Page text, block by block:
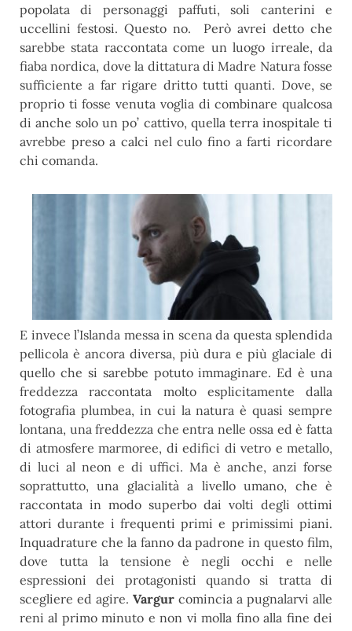
popolata di personaggi paffuti, soli canterini e
uccellini festosi. Questo no. Però avrei detto che
sarebbe stata raccontata come un luogo irreale, da
fiaba nordica, dove la dittatura di Madre Natura fosse
sufficiente a far rigare dritto tutti quanti. Dove, se
proprio ti fosse venuta voglia di combinare qualcosa
di anche solo un po’ cattivo, quella terra inospitale ti
avrebbe preso a calci nel culo fino a farti ricordare
chi comanda.
E invece l’Islanda messa in scena da questa splendida
pellicola è ancora diversa, più dura e più glaciale di
quello che si sarebbe potuto immaginare. Ed è una
freddezza raccontata molto esplicitamente dalla
fotografia plumbea, in cui la natura è quasi sempre
lontana, una freddezza che entra nelle ossa ed è fatta
di atmosfere marmoree, di edifici di vetro e metallo,
di luci al neon e di uffici. Ma è anche, anzi forse
soprattutto, una glacialità a livello umano, che è
raccontata in modo superbo dai volti degli ottimi
attori durante i frequenti primi e primissimi piani.
Inquadrature che la fanno da padrone inquesto film,
dove tutta la tensione è negli occhi e nelle
espressioni dei protagonisti quando si tratta di
scegliere ed agire. Vargur comincia a pugnalarvi alle
reni al primo minuto e non vi molla fino alla fine dei